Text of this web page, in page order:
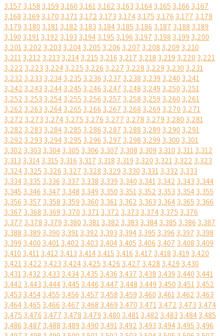
3,157 3,158 3,159 3,160 3,1613,162 3,163 3,1643,165 3,166 3,167
3,168 3,169 3,170 3,1713,172 3,173 3,1743,175 3,176 3,177 3,178
3,179 3,180 3,1813,182 3,183 3,1843,185 3,186 3,187 3,188 3,189
3,190 3,1913,192 3,193 3,1943,195 3,196 3,197 3,198 3,199 3,200
3,2013,202 3,203 3,2043,205 3,206 3,207 3,208 3,209 3,210
3,2113,212 3,213 3,2143,215 3,216 3,217 3,218 3,219 3,220 3,221
3,222 3,223 3,2243,225 3,226 3,227 3,228 3,229 3,230 3,231
3,232 3,233 3,2343,235 3,236 3,237 3,238 3,239 3,240 3,241
3,242 3,243 3,2443,245 3,246 3,247 3,248 3,249 3,250 3,251
3,252 3,253 3,2543,255 3,256 3,257 3,258 3,259 3,260 3,261
3,262 3,263 3,2643,265 3,266 3,267 3,268 3,269 3,270 3,271
3,272 3,273 3,2743,275 3,276 3,277 3,278 3,279 3,280 3,281
3,282 3,283 3,2843,285 3,286 3,287 3,288 3,289 3,290 3,291
3,292 3,293 3,2943,295 3,296 3,297 3,298 3,299 3,300 3,301
3,302 3,303 3,3043,305 3,306 3,307 3,308 3,309 3,310 3,3113,312
3,313 3,3143,315 3,316 3,317 3,318 3,319 3,320 3,3213,322 3,323
3,3243,325 3,326 3,327 3,328 3,329 3,330 3,3313,332 3,333
3,3343,335 3,336 3,337 3,338 3,339 3,340 3,3413,342 3,343 3,344
3,345 3,346 3,347 3,348 3,349 3,350 3,3513,352 3,353 3,3543,355
3,356 3,357 3,358 3,359 3,360 3,3613,362 3,363 3,3643,365 3,366
3,367 3,368 3,369 3,370 3,3713,372 3,373 3,3743,375 3,376
3,377 3,378 3,379 3,380 3,3813,382 3,383 3,3843,385 3,386 3,387
3,388 3,389 3,390 3,3913,392 3,393 3,3943,395 3,396 3,397 3,398
3,399 3,400 3,4013,402 3,403 3,4043,405 3,406 3,407 3,408 3,409
3,410 3,4113,412 3,413 3,4143,415 3,416 3,417 3,418 3,419 3,420
3,4213,422 3,423 3,4243,425 3,426 3,427 3,428 3,429 3,430
3,4313,432 3,433 3,4343,435 3,436 3,437 3,438 3,439 3,440 3,441
3,442 3,443 3,4443,445 3,446 3,447 3,448 3,449 3,450 3,4513,452
3,453 3,4543,455 3,456 3,457 3,458 3,459 3,460 3,4613,462 3,463
3,4643,465 3,466 3,467 3,468 3,469 3,470 3,4713,472 3,473 3,474
3,475 3,476 3,477 3,478 3,479 3,480 3,4813,482 3,483 3,4843,485
3,486 3,487 3,488 3,489 3,490 3,4913,492 3,493 3,4943,495 3,496